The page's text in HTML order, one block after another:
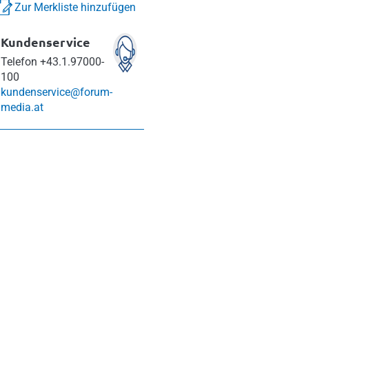
Zur Merkliste hinzufügen
Kundenservice
Telefon +43.1.97000-
100
kundenservice@forum-
media.at